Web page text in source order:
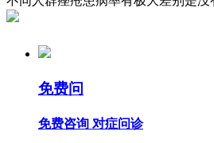
免费问
免费咨询 对症问诊